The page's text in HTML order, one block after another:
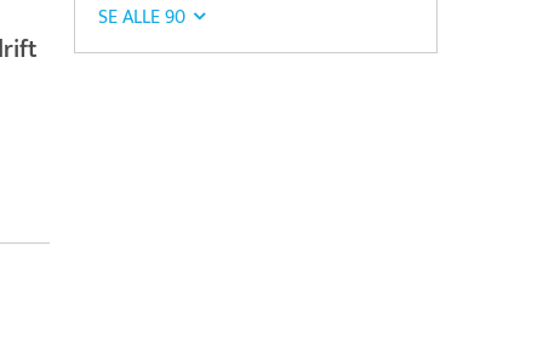
SE ALLE 90